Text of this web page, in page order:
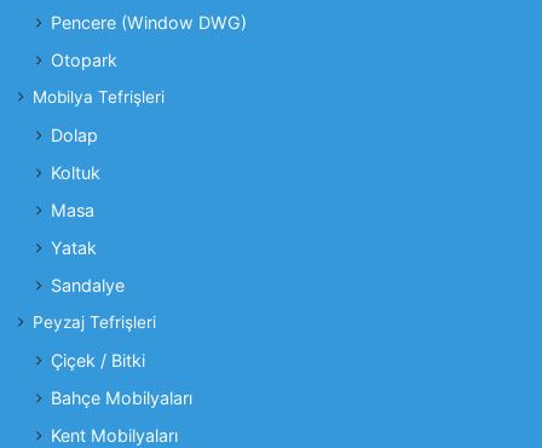
Pencere (Window DWG)
Otopark
Mobilya Tefrişleri
Dolap
Koltuk
Masa
Yatak
Sandalye
Peyzaj Tefrişleri
Çiçek / Bitki
Bahçe Mobilyaları
Kent Mobilyaları